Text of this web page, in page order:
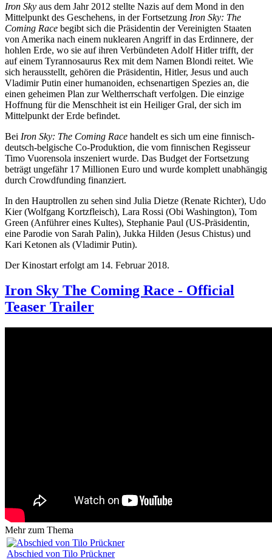
Iron Sky aus dem Jahr 2012 stellte Nazis auf dem Mond in den
Mittelpunkt des Geschehens, in der Fortsetzung Iron Sky: The
Coming Race begibt sich die Präsidentin der Vereinigten Staaten
von Amerika nach einem nuklearen Angriff in das Erdinnere, der
hohlen Erde, wo sie auf ihren Verbündeten Adolf Hitler trifft, der
auf einem Tyrannosaurus Rex mit dem Namen Blondi reitet. Wie
sich herausstellt, gehören die Präsidentin, Hitler, Jesus und auch
Vladimir Putin einer humanoiden, echsenartigen Spezies an, die
einen geheimen Plan zur Weltherrschaft verfolgen. Die einzige
Hoffnung für die Menschheit ist ein Heiliger Gral, der sich im
Mittelpunkt der Erde befindet.
Bei Iron Sky: The Coming Race handelt es sich um eine finnisch-
deutsch-belgische Co-Produktion, die vom finnischen Regisseur
Timo Vuorensola inszeniert wurde. Das Budget der Fortsetzung
beträgt ungefähr 17 Millionen Euro und wurde komplett unabhängig
durch Crowdfunding finanziert.
In den Hauptrollen zu sehen sind Julia Dietze (Renate Richter), Udo
Kier (Wolfgang Kortzfleisch), Lara Rossi (Obi Washington), Tom
Green (Anführer eines Kultes), Stephanie Paul (US-Präsidentin,
eine Parodie von Sarah Palin), Jukka Hilden (Jesus Chistus) und
Kari Ketonen als (Vladimir Putin).
Der Kinostart erfolgt am 14. Februar 2018.
Iron Sky The Coming Race - Official
Teaser Trailer
Mehr zum Thema
Abschied von Tilo Prückner